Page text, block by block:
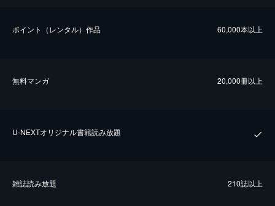
ポイント（レンタル）作品 60,000本以上
無料マンガ 20,000冊以上
U-NEXTオリジナル書籍読み放題
雑誌読み放題 210誌以上